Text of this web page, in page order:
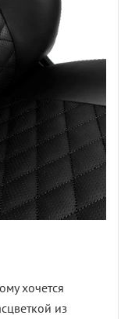
хочется
из